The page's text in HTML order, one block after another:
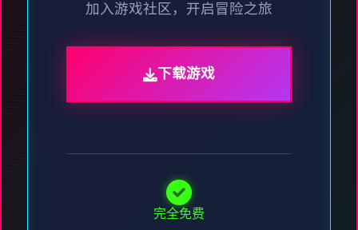
加入游戏社区，开启冒险之旅
下载游戏
完全免费